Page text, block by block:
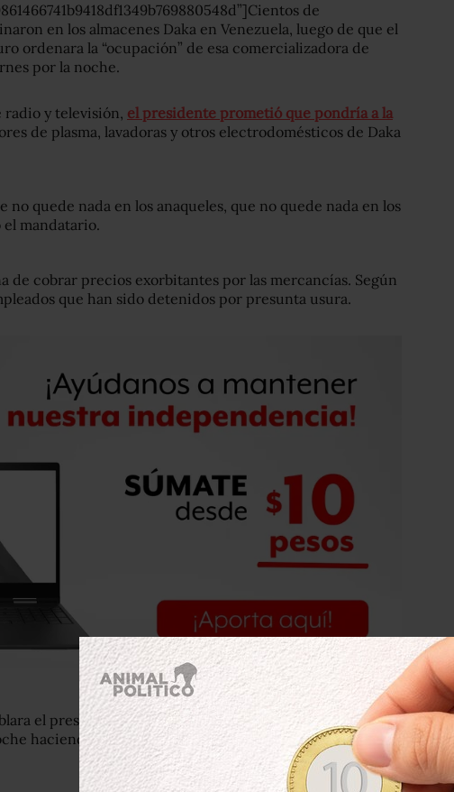
de
en los almacenes Daka en Venezuela, luego de que el
ordenara la “ocupación” de esa comercializadora de
por la noche.
radio y televisión, el presidente prometió que pondría a la
de plasma, lavadoras y otros electrodomésticos de Daka
no quede nada en los anaqueles, que no quede nada en los
el mandatario.
de cobrar precios exorbitantes por las mercancías. Según
que han sido detenidos por presunta usura.
el presidente, a la caza de gangas, miles de personas se
haciendo fila a las puertas de los establecimientos de la